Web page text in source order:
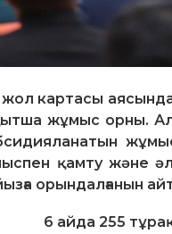
картасы
жұмыс орны.
қамту және
орындалғанын
6 айда 255